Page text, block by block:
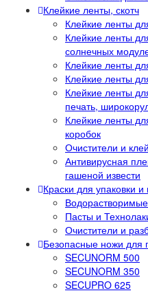
Клейкие ленты, скотч
Клейкие ленты
Клейкие ленты
солнечных
Клейкие ленты
Клейкие ленты
Клейкие ленты
печать,
Клейкие ленты
коробок
Очистители и клей
Антивирусная
гашеной извести
Краски для упаковки
Пасты и
Очистители и
Безопасные ножи для
SECUNORM 500
SECUNORM 350
SECUPRO 625